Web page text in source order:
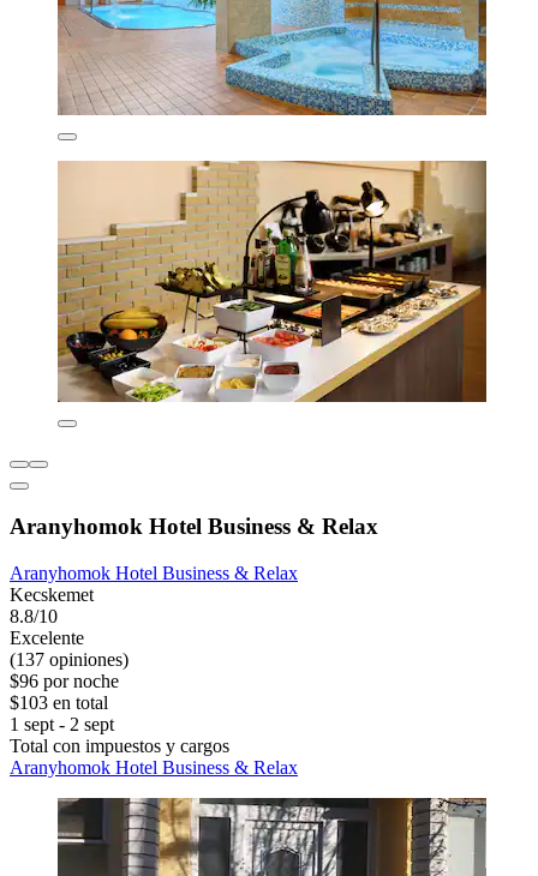
Aranyhomok Hotel Business & Relax
Aranyhomok Hotel Business & Relax
Kecskemet
8.8/10
Excelente
(137 opiniones)
$96 por noche
$103 en total
1 sept - 2 sept
Total con impuestos y cargos
Aranyhomok Hotel Business & Relax